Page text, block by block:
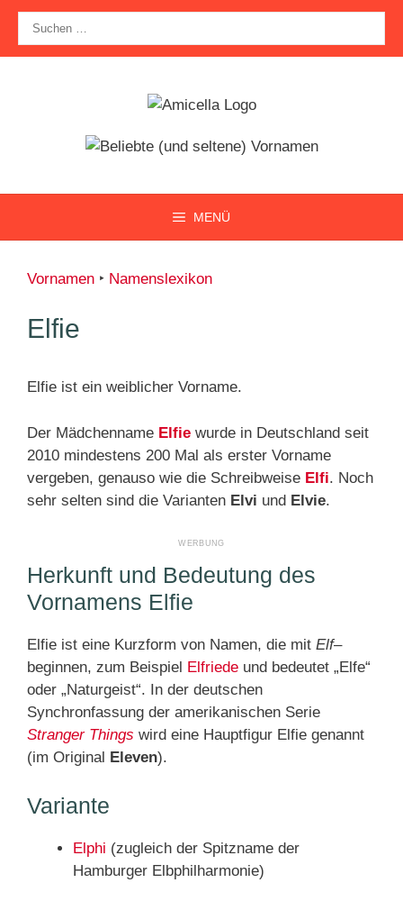
Zum
Inhalt
springen
nach:
MENÜ
Vornamen ‣ Namenslexikon
Elfie
Elfie ist ein weiblicher Vorname.
Der Mädchenname Elfie wurde in Deutschland seit
2010 mindestens 200 Mal als erster Vorname
vergeben, genauso wie die Schreibweise Elfi. Noch
sehr selten sind die Varianten Elvi und Elvie.
Herkunft und Bedeutung des
Vornamens Elfie
Elfie ist eine Kurzform von Namen, die mit Elf–
beginnen, zum Beispiel Elfriede und bedeutet „Elfe“
oder „Naturgeist“. In der deutschen
Synchronfassung der amerikanischen Serie
Stranger Things wird eine Hauptfigur Elfie genannt
(im Original Eleven).
Variante
Elphi (zugleich der Spitzname der
Hamburger Elbphilharmonie)